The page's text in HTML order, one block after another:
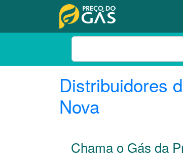
Distribuidores
Nova
Chama o Gás da